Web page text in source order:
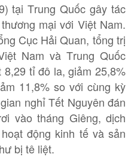
tại Trung Quốc gây tác
mại với Việt Nam.
Cục Hải Quan, tổng trị
Nam và Trung Quốc
tỉ đô la, giảm 25,8%
11,8% so với cùng kỳ
nghỉ Tết Nguyên đán
vào tháng Giêng, dịch
động kinh tế và sản
bị tê liệt.